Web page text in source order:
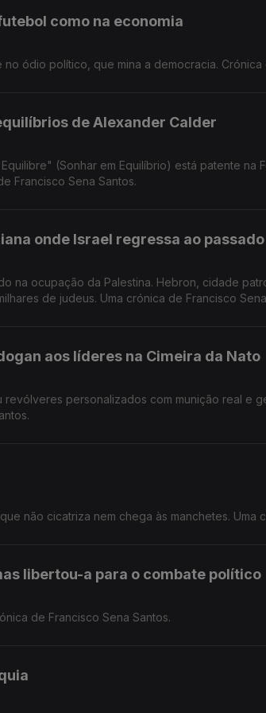
como na economia
ódio político, que mina a democracia. Crónica
de Alexander Calder
(Sonhar em Equilíbrio) está patente na
Francisco Sena Santos.
onde Israel regressa ao passado
na ocupação da Palestina. Hebron, cidade
de judeus. Uma crónica de Francisco
aos líderes na Cimeira da Nato
personalizados com munição real e
não cicatriza nem chega às manchetes. Uma
libertou-a para o combate político
de Francisco Sena Santos.